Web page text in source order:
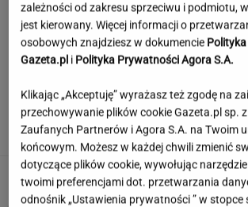
To nie droga na skróty.
naprawdę wygląda
MATERIAŁ PROMOCYJNY
Jeden wakacyjny nawyk
nieprzyjemne
MATERIAŁ PROMOCYJNY
Autorzy:
MACIEK
KUCHARCZYK
AGNIESZKA
NIEDZIAŁEK
zależności od zakresu sprzeciwu i podmiotu,
jest kierowany. Więcej informacji o
osobowych znajdziesz w dokumencie
Gazeta.pl i Polityka Prywatności Agora S.A.
Klikając „Akceptuję” wyrażasz też zgodę na
przechowywanie plików cookie Gazeta.pl sp.
Zaufanych Partnerów i Agora S.A. na Twoim
końcowym. Możesz w każdej chwili zmienić
dotyczące plików cookie, wywołując
twoimi preferencjami dot. przetwarzania
odnośnik „Ustawienia prywatności ” w stopce